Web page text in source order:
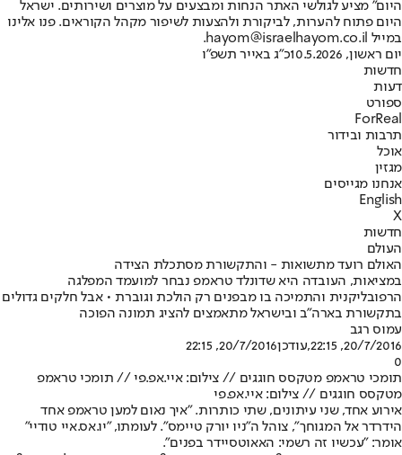
היום" מציע לגולשי האתר הנחות ומבצעים על מוצרים ושירותים. ישראל
היום פתוח להערות, לביקורת ולהצעות לשיפור מקהל הקוראים. פנו אלינו
במייל hayom@israelhayom.co.il.
יום ראשון, 10.5.2026
כ"ג באייר תשפ"ו
חדשות
דעות
ספורט
ForReal
תרבות ובידור
אוכל
מגזין
אנחנו מגייסים
English
X
חדשות
העולם
האולם רועד מתשואות - והתקשורת מסתכלת הצידה
במציאות, העובדה היא שדונלד טראמפ נבחר למועמד המפלגה
הרפובליקנית והתמיכה בו מבפנים רק הולכת וגוברת • אבל חלקים גדולים
בתקשורת בארה"ב ובישראל מתאמצים להציג תמונה הפוכה
עמוס רגב
20/7/2016, 22:15
,עודכן20/7/2016, 22:15
0
תומכי טראמפ מטקסס חוגגים // צילום: איי.אפ.פי // תומכי טראמפ
מטקסס חוגגים // צילום: איי.אפ.פי
אירוע אחד, שני עיתונים, שתי כותרות. "איך נאום למען טראמפ אחד
הידרדר אל המגוחך", צוהל ה"ניו יורק טיימס". לעומתו, "יו.אס.איי טודיי"
אומר: "עכשיו זה רשמי: האאוטסיידר בפנים".